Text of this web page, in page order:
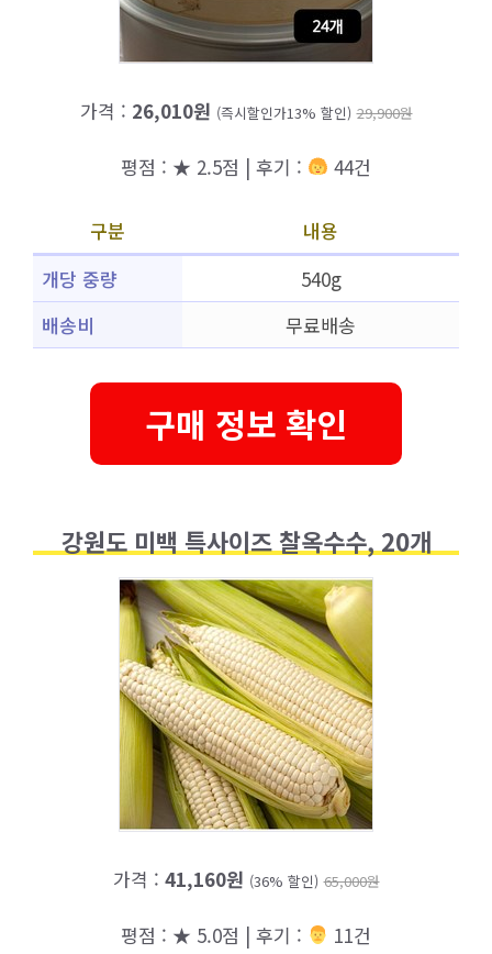
가격 : 26,010원 (즉시할인가13% 할인) 29,900원
평점 : ★ 2.5점 | 후기 : 44건
구분
내용
개당 중량
540g
배송비
무료배송
구매 정보 확인
강원도 미백 특사이즈 찰옥수수, 20개
가격 : 41,160원 (36% 할인) 65,000원
평점 : ★ 5.0점 | 후기 : ‍‍ 11건